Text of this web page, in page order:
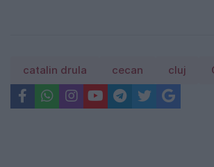
catalin drula cecan cluj